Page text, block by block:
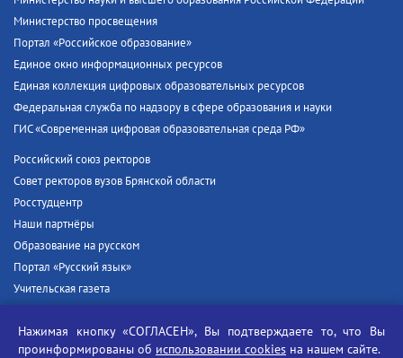
Министерство просвещения
Портал «Российское образование»
Единое окно информационных ресурсов
Единая коллекция цифровых образовательных ресурсов
Федеральная служба по надзору в сфере образования и науки
ГИС «Современная цифровая образовательная среда РФ»
Российский союз ректоров
Совет ректоров вузов Брянской области
Росстудцентр
Наши партнёры
Образование на русском
Портал «Русский язык»
Учительская газета
Единый портал государственных услуг
Нажимая кнопку «СОГЛАСЕН», Вы подтверждаете то, что Вы
проинформированы об использовании cookies на нашем сайте.